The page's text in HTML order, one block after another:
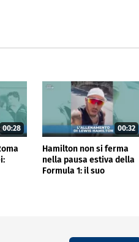
00:28 00:32
Hamilton non si ferma
nella pausa estiva della
Formula 1: il suo